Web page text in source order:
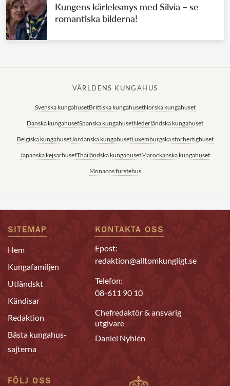
Kungens kärleksmys med Silvia – se
romantiska bilderna!
VÄRLDENS KUNGAHUS
Svenska kungahusetBrittiska kungahusetNorska kungahuset
Danska kungahusetSpanska kungahusetNederländska kungahuset
Belgiska kungahusetJordanska kungahusetLuxemburgska storhertighuset
Japanska kejsarhusetThailändska kungahusetMarockanska kungahuset
Monacos furstehus
SITEMAP
Hem
Kungafamiljen
Utländskt
Kändisar
Redaktion
Bästa kungahus-
sajterna
KONTAKTA OSS
Epost:
redaktion@alltomkungligt.se
Telefon:
08-611 90 10
Chefredaktör & ansvarig
utgivare
Daniel Nyhlén
FÖLJ OSS